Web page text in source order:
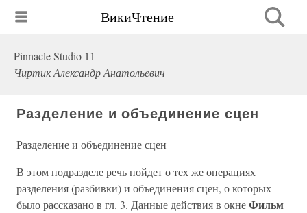
ВикиЧтение
Pinnacle Studio 11
Чиртик Александр Анатольевич
Разделение и объединение сцен
Разделение и объединение сцен
В этом подразделе речь пойдет о тех же операциях
разделения (разбивки) и объединения сцен, о которых
было рассказано в гл. 3. Данные действия в окнеФильм